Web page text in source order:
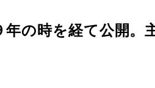
の時を経て公開。